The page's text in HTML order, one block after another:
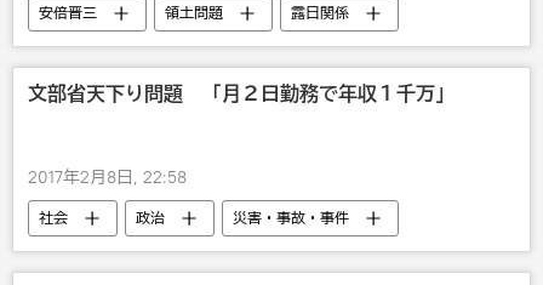
安倍晋三 領土問題 露日関係
文部省天下り問題 「月２日勤務で年収１千万」
2017年2月8日, 22:58
社会 政治
災害・事故・事件
国内